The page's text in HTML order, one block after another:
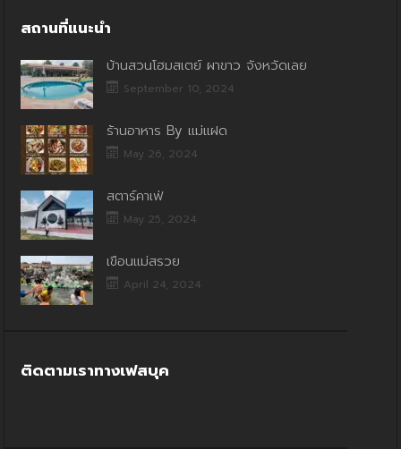
สถานที่แนะนำ
บ้านสวนโฮมสเตย์ ผาขาว จังหวัดเลย
September 10, 2024
ร้านอาหาร By แม่แฝด
May 26, 2024
สตาร์คาเฟ่
May 25, 2024
เขื่อนแม่สรวย
April 24, 2024
ติดตามเราทางเฟสบุค